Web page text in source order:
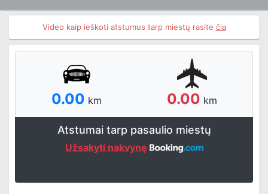
Video kaip ieškoti atstumus tarp miestų rasite čia
0.00 km 0.00 km
Atstumai tarp pasaulio miestų
Užsakyti nakvynę